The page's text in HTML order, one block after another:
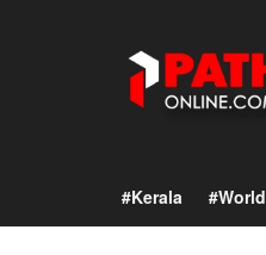
#Kerala #World